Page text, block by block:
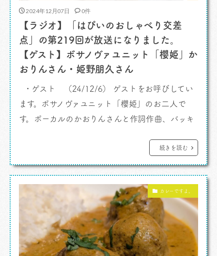
2024年12月07日 0件
【ラジオ】「はぴいのおしゃべり交差
点」の第219回が放送になりました。
【ゲスト】ボサノヴァユニット「櫻姫」か
おりんさん・姫野朋久さん
・ゲスト （24/12/6） ゲストをお呼びしてい
ます。ボサノヴァユニット「櫻姫」のお二人で
す。ボーカルのかおりんさんと作詞作曲、バッキ
楽ユニットです。ボサノバアレンジのカバー曲も
得意技、オリジナルももちろんやってらっしゃる
したボサノバ、地域によっての音楽の違いと振れ
幅のようなお話が飛び出して […]
続きを読む
カレーですよ。